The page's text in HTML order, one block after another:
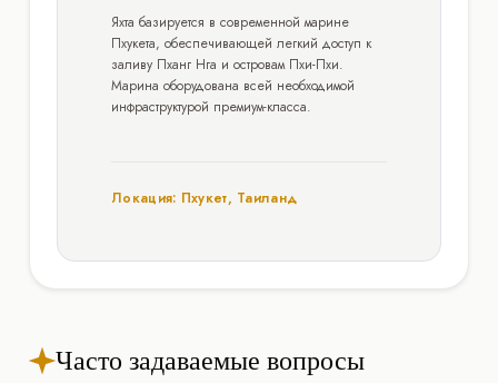
Яхта базируется в современной марине
Пхукета, обеспечивающей легкий доступ к
заливу Пханг Нга и островам Пхи-Пхи.
Марина оборудована всей необходимой
инфраструктурой премиум-класса.
Локация: Пхукет, Таиланд
Часто задаваемые вопросы